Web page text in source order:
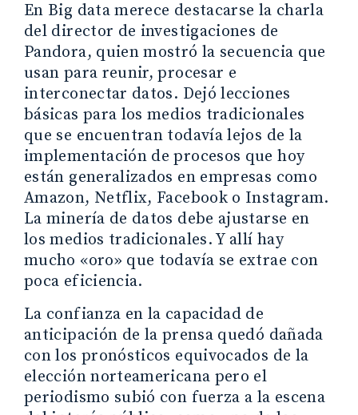
En Big data merece destacarse la charla
del director de investigaciones de
Pandora, quien mostró la secuencia que
usan para reunir, procesar e
interconectar datos. Dejó lecciones
básicas para los medios tradicionales
que se encuentran todavía lejos de la
implementación de procesos que hoy
están generalizados en empresas como
Amazon, Netflix, Facebook o Instagram.
La minería de datos debe ajustarse en
los medios tradicionales. Y allí hay
mucho «oro» que todavía se extrae con
poca eficiencia.
La confianza en la capacidad de
anticipación de la prensa quedó dañada
con los pronósticos equivocados de la
elección norteamericana pero el
periodismo subió con fuerza a la escena